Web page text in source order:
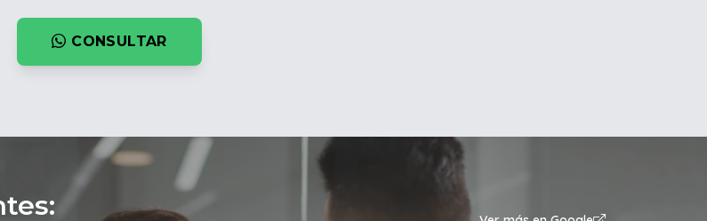
CONSULTAR